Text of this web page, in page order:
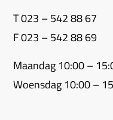
T 023 – 542 88 67
F 023 – 542 88 69
Maandag 10:00 –
Woensdag 10:00 –